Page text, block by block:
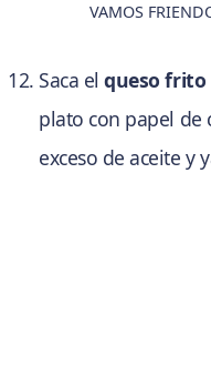
VAMOS
Saca elqueso frito
plato con papel de
exceso de aceite y